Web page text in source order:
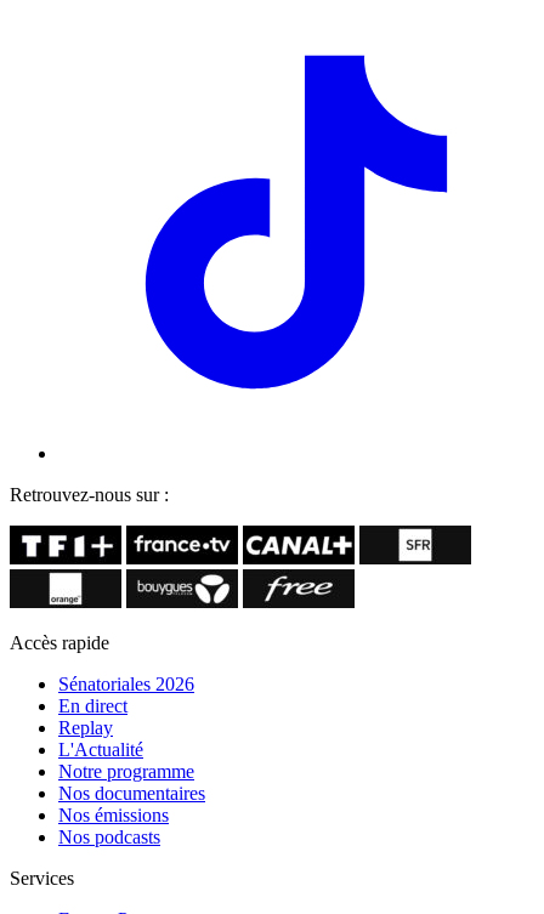
Retrouvez-nous sur :
Accès rapide
Sénatoriales 2026
En direct
Replay
L'Actualité
Notre programme
Nos documentaires
Nos émissions
Nos podcasts
Services